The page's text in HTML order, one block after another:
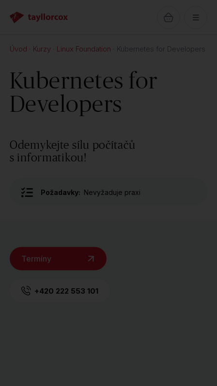
Úvod Kurzy Linux Foundation Kubernetes for Developers
Kubernetes for
Developers
Odemykejte sílu počítačů
s informatikou!
Požadavky: Nevyžaduje praxi
Termíny
+420 222 553 101